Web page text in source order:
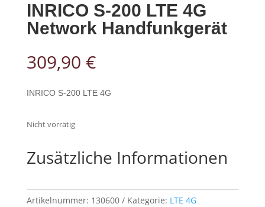
INRICO S-200 LTE 4G
Network Handfunkgerät
309,90 €
INRICO S-200 LTE 4G
Nicht vorrätig
Zusätzliche Informationen
Artikelnummer: 130600 Kategorie: LTE 4G